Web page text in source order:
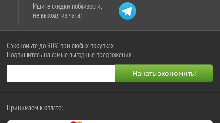
Ищите скидки поблизости,
не выходя из чата:
Сэкономьте до 90% при любых покупках
Подпишитесь на самые выгодные предложения
Принимаем к оплате: